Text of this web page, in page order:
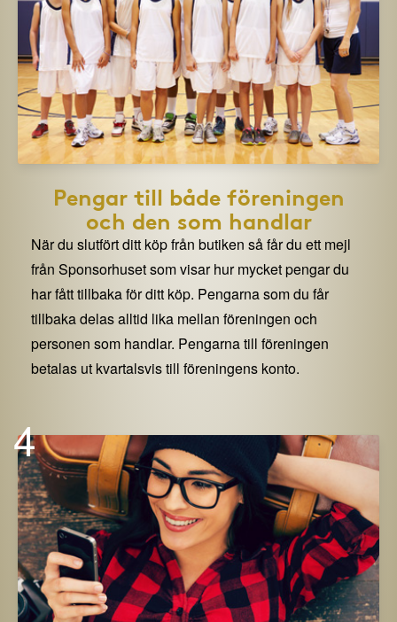
Pengar till både föreningen
och den som handlar
När du slutfört ditt köp från butiken så får du ett mejl
från Sponsorhuset som visar hur mycket pengar du
har fått tillbaka för ditt köp. Pengarna som du får
tillbaka delas alltid lika mellan föreningen och
personen som handlar. Pengarna till föreningen
betalas ut kvartalsvis till föreningens konto.
4